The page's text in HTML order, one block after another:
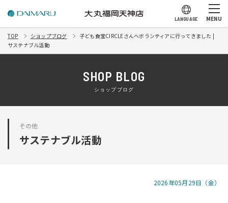
LANGUAGE MENU
TOP ショップブログ
子ども食堂CIRCLEさんへボランティアに行ってきました |
サステナブル活動
SHOP BLOG
ショップブログ
その他
サステナブル活動
2026年05月29日（金）